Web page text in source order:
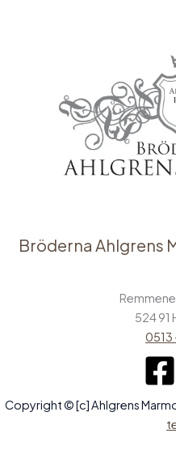
Bröderna Ahlgrens
524 91
0513
Copyright © [c] Ahlgrens